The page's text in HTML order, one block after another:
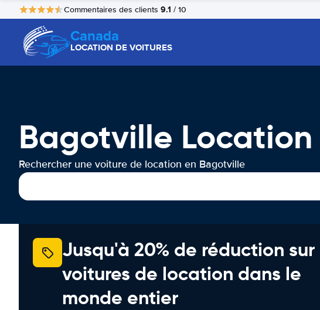
Commentaires des clients 9.1 / 10
Canada
LOCATION DE VOITURES
Bagotville Location
Rechercher une voiture de location en Bagotville
Jusqu'à 20% de réduction sur
voitures de location dans le
monde entier